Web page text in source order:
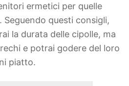
ermetici per quelle
questi consigli,
la durata delle cipolle, ma
e potrai godere del loro
piatto.